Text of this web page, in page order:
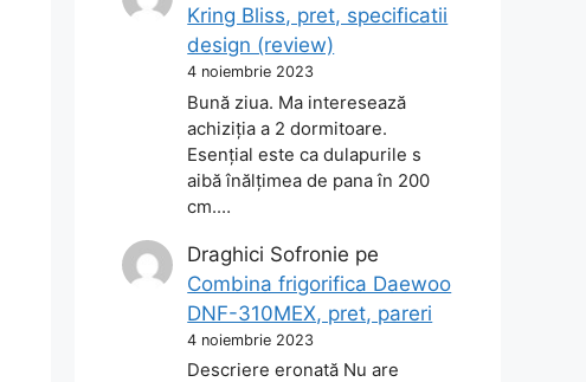
Kring Bliss, pret, specificatii
design (review)
4 noiembrie 2023
Bună ziua. Ma interesează
achiziția a 2 dormitoare.
Esențial este ca dulapurile s
aibă înălțimea de pana în 200
cm.…
Draghici Sofronie pe
Combina frigorifica Daewoo
DNF-310MEX, pret, pareri
4 noiembrie 2023
Descriere eronată Nu are